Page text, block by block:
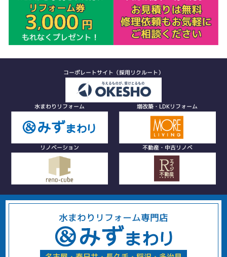
コーポレートサイト（採用リクルート）
水まわりリフォーム 増改築・LDKリフォーム
リノベーション 不動産・中古リノベ
水まわりリフォーム専門店